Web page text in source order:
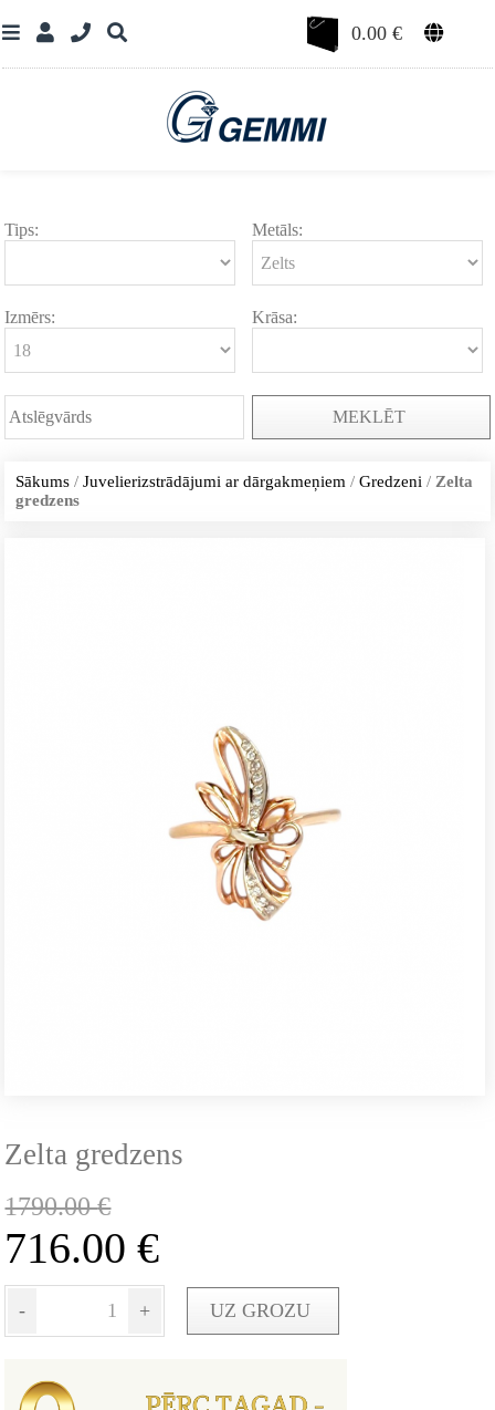
0.00€
Tips: Metāls:
Izmērs: Krāsa:
MEKLĒT
Sākums /Juvelierizstrādājumi ar dārgakmeņiem /Gredzeni / Zelta
gredzens
Zelta gredzens
1790.00€
716.00€
- + UZ GROZU